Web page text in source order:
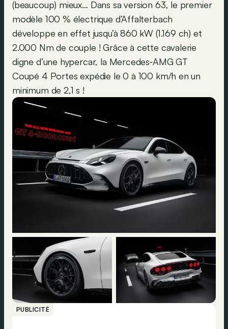
(beaucoup) mieux… Dans sa version 63, le premier
modèle 100 % électrique d’Affalterbach
développe en effet jusqu’à 860 kW (1.169 ch) et
2.000 Nm de couple ! Grâce à cette cavalerie
digne d’une hypercar, la Mercedes‑AMG GT
Coupé 4 Portes expédie le 0 à 100 km/h en un
minimum de 2,1 s !
PUBLICITÉ